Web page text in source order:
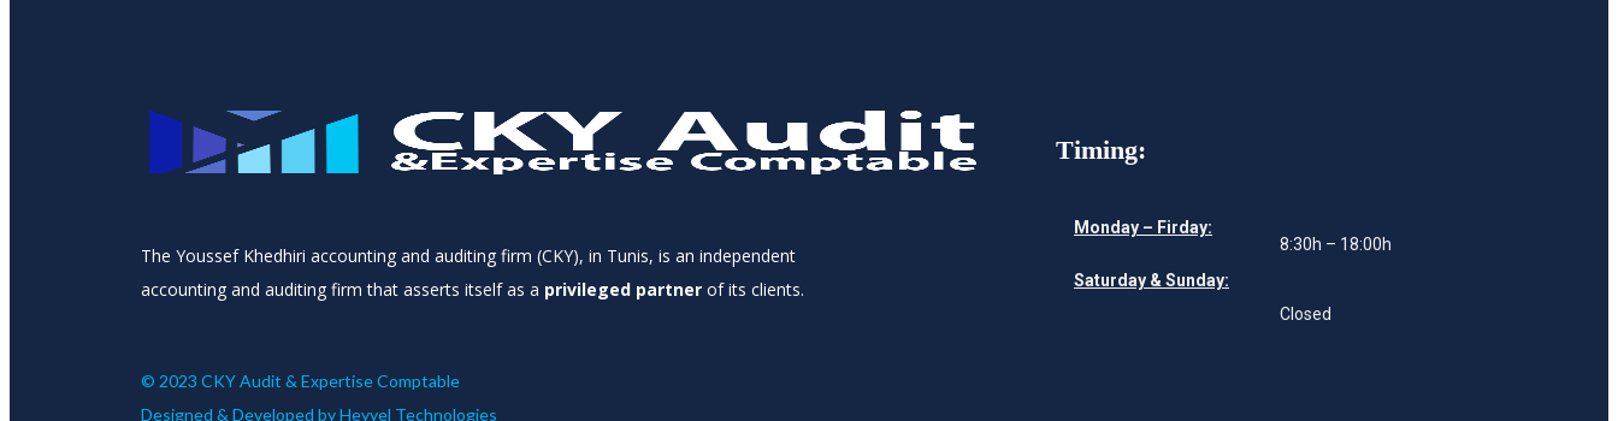
The Youssef Khedhiri accounting and auditing firm (CKY), in Tunis, is an independent
accounting and auditing firm that asserts itself as a privileged partner of its clients.
© 2023 CKY Audit & Expertise Comptable
Designed & Developed byHeyyel Technologies
Timing:
Monday – Firday:
Saturday & Sunday:
8:30h – 18:00h
Closed